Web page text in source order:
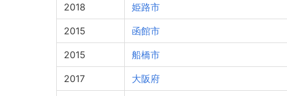
2018 姫路市
2015 函館市
2015 船橋市
2017 大阪府